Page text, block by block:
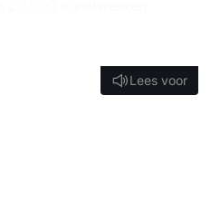
Lees voor
Lees voor